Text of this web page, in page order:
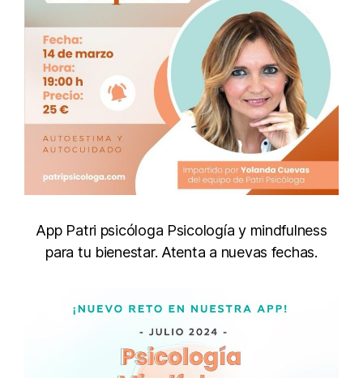
App Patri psicóloga Psicología y mindfulness
para tu bienestar. Atenta a nuevas fechas.